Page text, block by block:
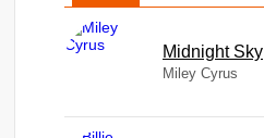
Midnight Sky
Miley Cyrus